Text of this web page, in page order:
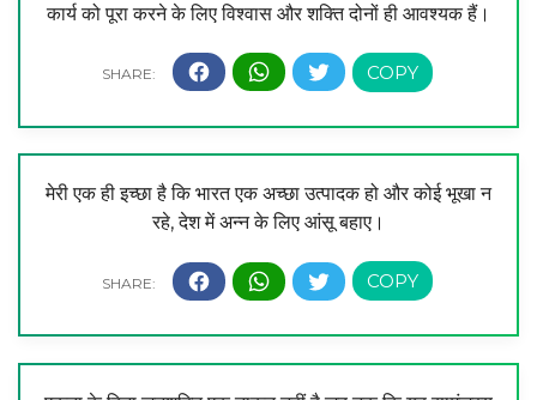
कार्य को पूरा करने के लिए विश्वास और शक्ति दोनों ही आवश्यक हैं।
मेरी एक ही इच्छा है कि भारत एक अच्छा उत्पादक हो और कोई भूखा न
रहे, देश में अन्न के लिए आंसू बहाए।